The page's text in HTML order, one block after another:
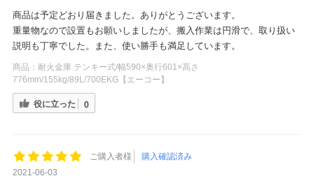
商品は予定どおり届きました。ありがとうございます。
重量物なので設置もお願いしましたが、搬入作業は円滑で、取り扱い
説明も丁寧でした。また、使い勝手も満足しています。
商品： 耐火金庫 テンキー式/幅590×奥行601×高さ
776mm/155kg/89L/700EKG【エーコー】
役に立った 0
ご購入者様
購入確認済み
2021-06-03